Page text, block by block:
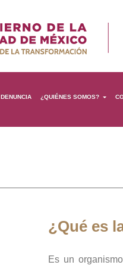
DENUNCIA ¿QUIÉNES SOMOS?
¿Qué es
Es un